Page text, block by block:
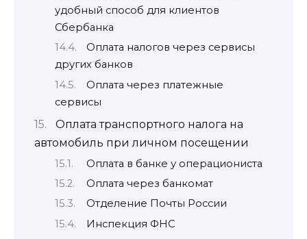
удобный способ для клиентов
Сбербанка
Оплата налогов через сервисы
других банков
Оплата через платежные
сервисы
Оплата транспортного налога на
автомобиль при личном посещении
Оплата в банке у операциониста
Оплата через банкомат
Отделение Почты России
Инспекция ФНС